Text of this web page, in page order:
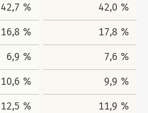
42,7 % 42,0 %
16,8 % 17,8 %
6,9 % 7,6 %
10,6 % 9,9 %
12,5 % 11,9 %